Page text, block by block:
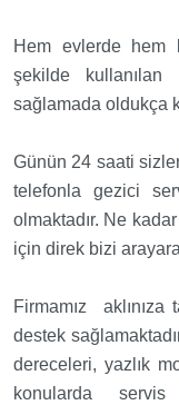
Hem evlerde hem
şekilde
sağlamada oldukça
Günün 24 saati
telefonla gezici
olmaktadır. Ne kadar
için direk bizi
Firmamız
destek
dereceleri, yazlık
konularda servis